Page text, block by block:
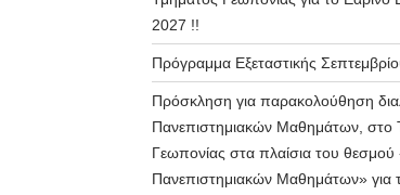
2027 !!
Πρόγραμμα Εξεταστικής
Πρόσκληση για παρακολούθηση
Πανεπιστημιακών Μαθημάτων, στο
Γεωπονίας στα πλαίσια του
Πανεπιστημιακών Μαθημάτων» για